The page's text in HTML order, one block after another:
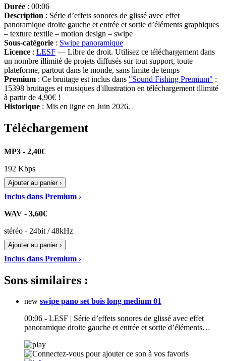
Durée : 00:06
Description : Série d’effets sonores de glissé avec effet
panoramique droite gauche et entrée et sortie d’éléments graphiques
– texture textile – motion design – swipe
Sous-catégorie : Swipe panoramique
Licence : LESF — Libre de droit. Utilisez ce téléchargement dans
un nombre illimité de projets diffusés sur tout support, toute
plateforme, partout dans le monde, sans limite de temps
Premium : Ce bruitage est inclus dans "Sound Fishing Premium" :
15398 bruitages et musiques d'illustration en téléchargement illimité
à partir de 4,90€ !
Historique : Mis en ligne en Juin 2026.
Téléchargement
MP3 - 2,40€
192 Kbps
Ajouter au panier ›
Inclus dans Premium ›
WAV - 3,60€
stéréo - 24bit / 48kHz
Ajouter au panier ›
Inclus dans Premium ›
Sons similaires :
new swipe pano set bois long medium 01
00:06 - LESF | Série d’effets sonores de glissé avec effet
panoramique droite gauche et entrée et sortie d’éléments…